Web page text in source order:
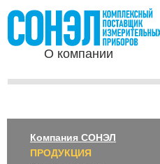
О компании
Компания СОНЭЛ
ПРОДУКЦИЯ